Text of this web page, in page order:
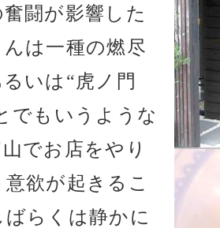
闘が影響した
は一種の燃尽
いは“虎ノ門
でもいうような
でお店をやり
欲が起きるこ
らくは静かに